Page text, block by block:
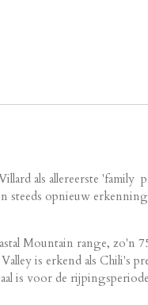
als allereerste 'family
steeds opnieuw erkenning
Mountain range, zo'n
Valley is erkend als Chili's
is voor de